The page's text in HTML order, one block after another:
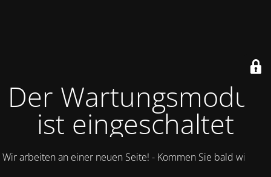
Der Wartungsmodus
ist eingeschaltet
Wir arbeiten an einer neuen Seite! - Kommen Sie bald wieder.